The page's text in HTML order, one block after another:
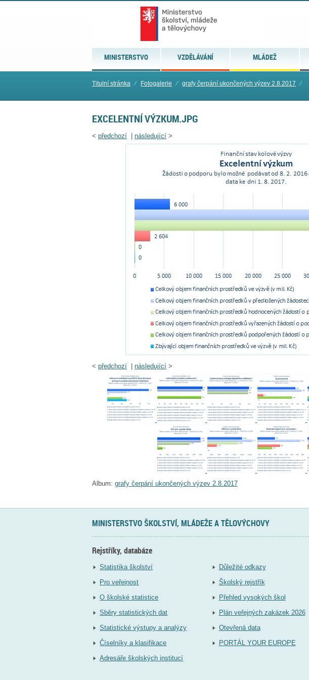
MINISTERSTVO VZDĚLÁVÁNÍ MLÁDEŽ
Titulní stránka ⁄ Fotogalerie ⁄ grafy čerpání ukončených výzev 2.8.2017 ⁄
EXCELENTNÍ VÝZKUM.JPG
< předchozí následující >
< předchozí následující >
Album: grafy čerpání ukončených výzev 2.8.2017
MINISTERSTVO ŠKOLSTVÍ, MLÁDEŽE A TĚLOVÝCHOVY
Rejstříky, databáze
Statistika školství
Pro veřejnost
O školské statistice
Sběry statistických dat
Statistické výstupy a analýzy
Číselníky a klasifikace
Adresáře školských institucí
Důležité odkazy
Školský rejstřík
Přehled vysokých škol
Plán veřejných zakázek 2026
Otevřená data
PORTÁL YOUR EUROPE